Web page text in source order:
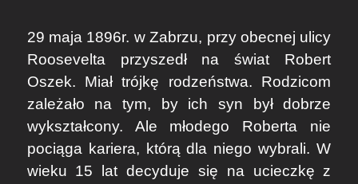
29 maja 1896r. w Zabrzu, przy obecnej ulicy
Roosevelta przyszedł na świat Robert
Oszek. Miał trójkę rodzeństwa. Rodzicom
zależało na tym, by ich syn był dobrze
wykształcony. Ale młodego Roberta nie
pociąga kariera, którą dla niego wybrali. W
wieku 15 lat decyduje się na ucieczkę z